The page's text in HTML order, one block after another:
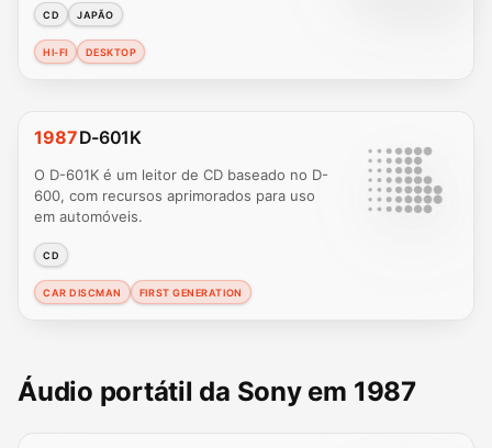
CD JAPÃO
HI-FI DESKTOP
1987D-601K
O D-601K é um leitor de CD baseado no D-
600, com recursos aprimorados para uso
em automóveis.
CD
CAR DISCMAN FIRST GENERATION
Áudio portátil da Sony em 1987